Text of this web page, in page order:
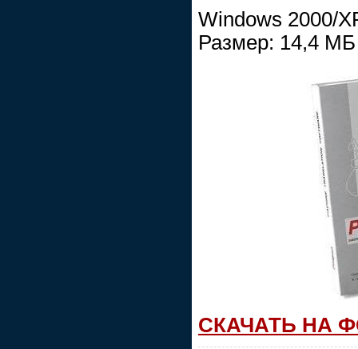
Windows 2000/
Размер: 14,4 МБ
СКАЧАТЬ НА